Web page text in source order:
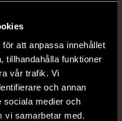
att anpassa innehållet
tillhandahålla funktioner
vår trafik. Vi
och annan
sociala medier och
vi samarbetar med.
kr.